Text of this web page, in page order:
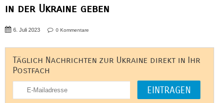
in der Ukraine geben
6. Juli 2023 0 Kommentare
Täglich Nachrichten zur Ukraine direkt in Ihr
Postfach